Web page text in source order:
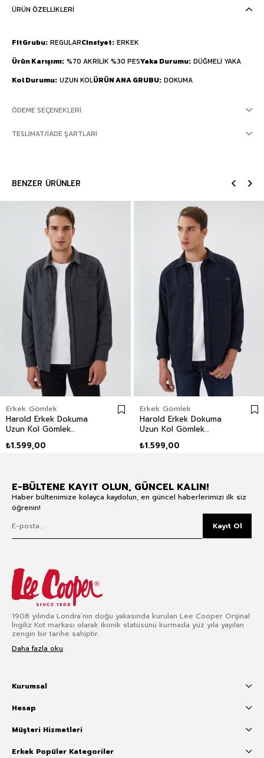
ÜRÜN ÖZELLIKLERI
FitGrubu REGULARCinsiyet ERKEK
Ürün Karışımı %70 AKRİLİK %30 PESYaka Durumu DÜĞMELİ YAKA
Kol Durumu UZUN KOLÜRÜN ANA GRUBU DOKUMA
ÖDEME SEÇENEKLERI
TESLIMAT/İADE ŞARTLARI
BENZER ÜRÜNLER
Erkek Gömlek
Harold Erkek Dokuma
Uzun Kol Gömlek
₺1.599,00
Erkek Gömlek
Harold Erkek Dokuma
Uzun Kol Gömlek
₺1.599,00
E-BÜLTENE KAYIT OLUN, GÜNCEL KALIN!
Haber bültenimize kolayca kaydolun, en güncel haberlerimizi ilk siz
öğrenin!
Kayıt Ol
1908 yılında Londra’nın doğu yakasında kurulan Lee Cooper Orijinal
İngiliz Kot markası olarak ikonik statüsünü kurmada yüz yıla yayılan
zengin bir tarihe sahiptir.
Daha fazla oku
Kurumsal
Hesap
Müşteri Hizmetleri
Erkek Popüler Kategoriler